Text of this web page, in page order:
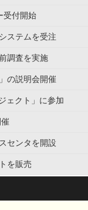
受付開始
ステムを受注
調査を実施
の説明会開催
ェクト」に参加
センタを開設
を販売